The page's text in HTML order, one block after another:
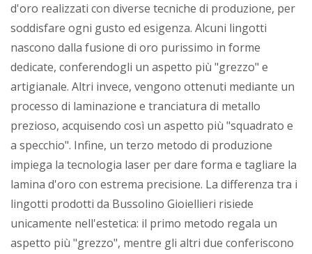
d'oro realizzati con diverse tecniche di produzione, per
soddisfare ogni gusto ed esigenza. Alcuni lingotti
nascono dalla fusione di oro purissimo in forme
dedicate, conferendogli un aspetto più "grezzo" e
artigianale. Altri invece, vengono ottenuti mediante un
processo di laminazione e tranciatura di metallo
prezioso, acquisendo così un aspetto più "squadrato e
a specchio". Infine, un terzo metodo di produzione
impiega la tecnologia laser per dare forma e tagliare la
lamina d'oro con estrema precisione. La differenza tra i
lingotti prodotti da Bussolino Gioiellieri risiede
unicamente nell'estetica: il primo metodo regala un
aspetto più "grezzo", mentre gli altri due conferiscono